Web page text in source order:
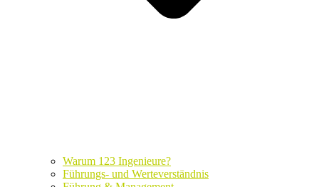
Warum 123 Ingenieure?
Führungs- und Werteverständnis